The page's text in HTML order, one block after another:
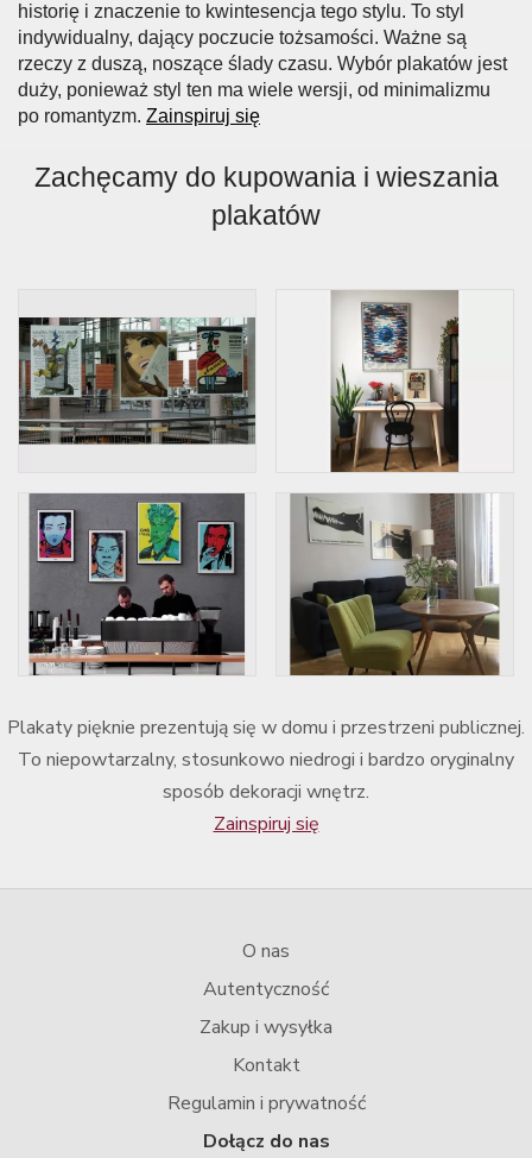
historię i znaczenie to kwintesencja tego stylu. To styl
indywidualny, dający poczucie tożsamości. Ważne są
rzeczy z duszą, noszące ślady czasu. Wybór plakatów jest
duży, ponieważ styl ten ma wiele wersji, od minimalizmu
po romantyzm. Zainspiruj się
Zachęcamy do kupowania i wieszania
plakatów
Plakaty pięknie prezentują się w domu i przestrzeni publicznej.
To niepowtarzalny, stosunkowo niedrogi i bardzo oryginalny
sposób dekoracji wnętrz.
Zainspiruj się
O nas
Autentyczność
Zakup i wysyłka
Kontakt
Regulamin i prywatność
Dołącz do nas